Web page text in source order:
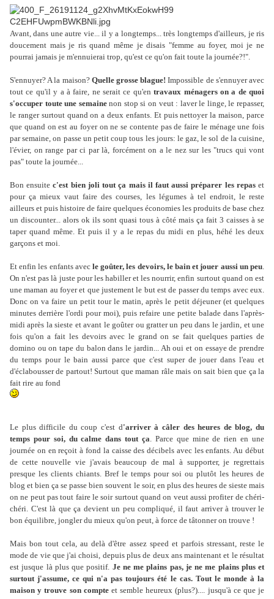
Avant, dans une autre vie... il y a longtemps... très longtemps d'ailleurs, je ris
doucement mais je ris quand même je disais "femme au foyer, moi je ne
pourrai jamais je m'ennuierai trop, qu'est ce qu'on fait toute la journée?!".
S'ennuyer? A la maison? Quelle grosse blague! Impossible de s'ennuyer avec
tout ce qu'il y a à faire, ne serait ce qu'entravaux ménagers on a de quoi
s'occuper toute une semainenon stop si on veut : laver le linge, le repasser,
le ranger surtout quand on a deux enfants. Et puis nettoyer la maison, parce
que quand on est au foyer on ne se contente pas de faire le ménage une fois
par semaine, on passe un petit coup tous les jours: le gaz, le sol de la cuisine,
l'évier, on range par ci par là, forcément on a le nez sur les "trucs qui vont
pas" toute la journée...
Bon ensuitec'est bien joli tout ça mais il faut aussi préparer les repaset
pour ça mieux vaut faire des courses, les légumes à tel endroit, le reste
ailleurs et puis histoire de faire quelques économies les produits de base chez
un discounter... alors ok ils sont quasi tous à côté mais ça fait 3 caisses à se
taper quand même. Et puis il y a le repas du midi en plus, héhé les deux
garçons et moi.
Et enfin les enfants avec le goûter, les devoirs, le bain et jouer aussi un peu.
On n'est pas là juste pour les habiller et les nourrir, enfin surtout quand on est
une maman au foyer et que justement le but est de passer du temps avec eux.
Donc on va faire un petit tour le matin, après le petit déjeuner (et quelques
minutes derrière l'ordi pour moi), puis refaire une petite balade dans l'après-
midi après la sieste et avant le goûter ou gratter un peu dans le jardin, et une
fois qu'on a fait les devoirs avec le grand on se fait quelques parties de
domino ou on tape du balon dans le jardin... Ah oui et on essaye de prendre
du temps pour le bain aussi parce que c'est super de jouer dans l'eau et
d'éclabousser de partout! Surtout que maman râle mais on sait bien que ça la
fait rire au fond
Le plus difficile du coup c'est d'arriver à câler des heures de blog, du
temps pour soi, du calme dans tout ça. Parce que mine de rien en une
journée on en reçoit à fond la caisse des décibels avec les enfants. Au début
de cette nouvelle vie j'avais beaucoup de mal à supporter, je regrettais
presque les clients chiants. Bref le temps pour soi ou plutôt les heures de
blog et bien ça se passe bien souvent le soir, en plus des heures de sieste mais
on ne peut pas tout faire le soir surtout quand on veut aussi profiter de chéri-
chéri. C'est là que ça devient un peu compliqué, il faut arriver à trouver le
bon équilibre, jongler du mieux qu'on peut, à force de tâtonner on trouve !
Mais bon tout cela, au delà d'être assez speed et parfois stressant, reste le
mode de vie que j'ai choisi, depuis plus de deux ans maintenant et le résultat
est jusque là plus que positif. Je ne me plains pas, je ne me plains plus et
surtout j'assume, ce qui n'a pas toujours été le cas. Tout le monde à la
maison y trouve son compteet semble heureux (plus?).... jusqu'à ce que je